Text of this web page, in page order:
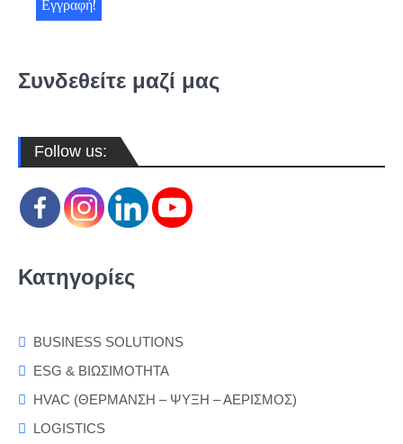
Συνδεθείτε μαζί μας
Follow us:
Κατηγορίες
BUSINESS SOLUTIONS
ESG & ΒΙΩΣΙΜΟΤΗΤΑ
HVAC (ΘΕΡΜΑΝΣΗ – ΨΥΞΗ – ΑΕΡΙΣΜΟΣ)
LOGISTICS